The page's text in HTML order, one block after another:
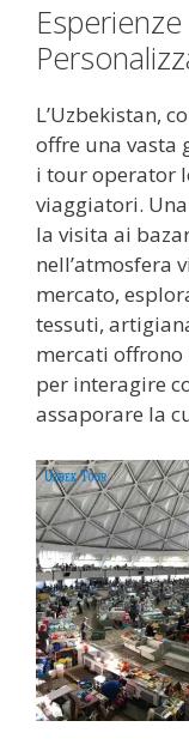
L’Uzbekistan,
offre una vasta
i tour operator
viaggiatori.
la visita ai
nell’atmosfera
mercato,
tessuti,
mercati
per interagire
assaporare la